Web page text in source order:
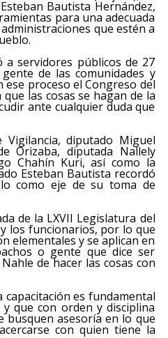
Bautista Hernández,
para una adecuada
que estén a
a servidores públicos de 27
de las comunidades y
ese proceso el Congreso del
las cosas se hagan de la
ante cualquier duda que
diputado Miguel
Orizaba, diputada Nallely
Chahín Kuri, así como la
Esteban Bautista recordó
como eje de su toma de
de la LXVII Legislatura del
los funcionarios, por lo que
elementales y se aplican en
o gente que dice ser
de hacer las cosas con
es fundamental
que con orden y disciplina
busquen asesoría en lo que
con quien tiene la